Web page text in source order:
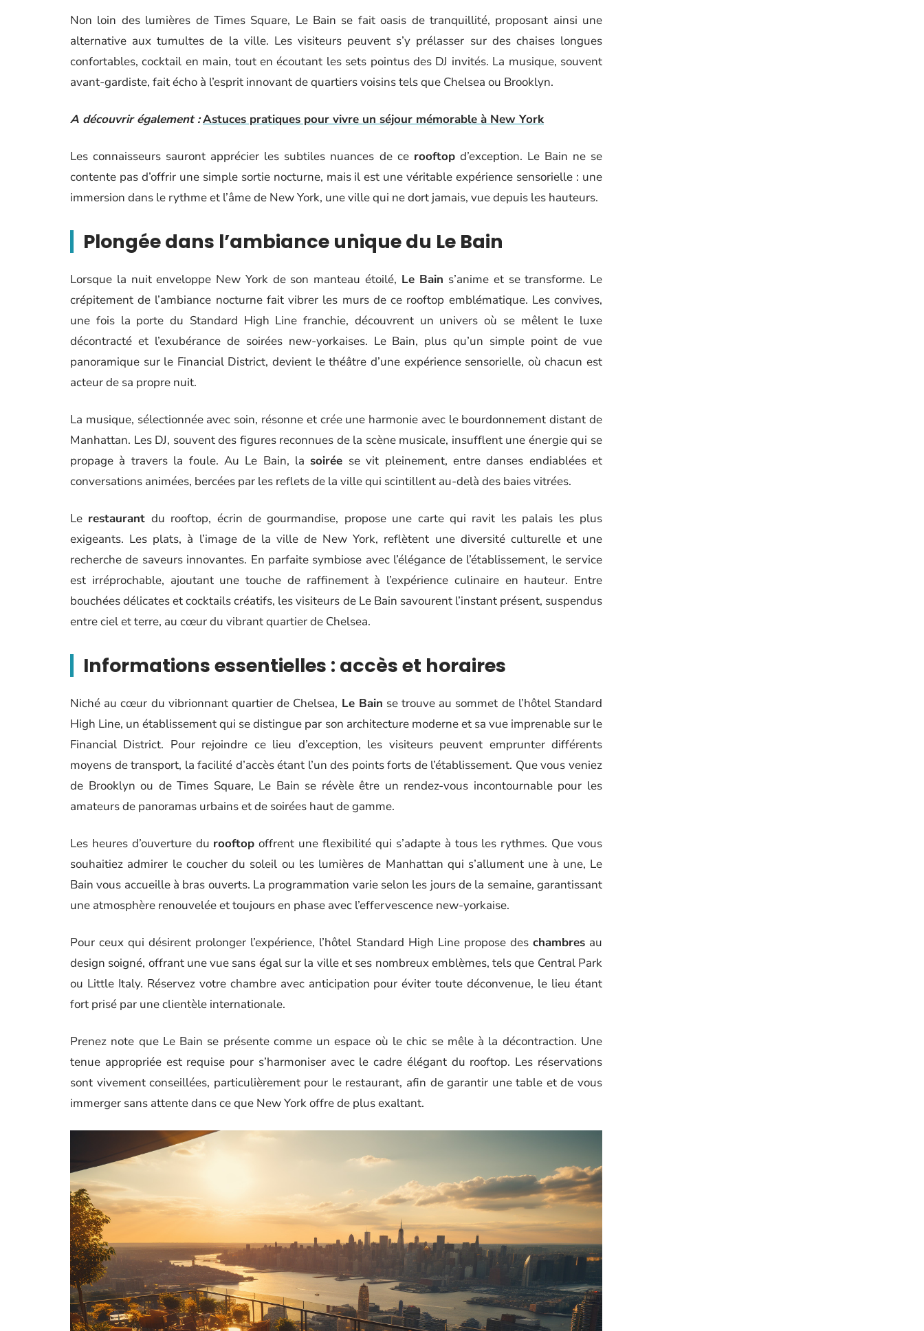
Non loin des lumières de Times Square, Le Bain se fait oasis de tranquillité, proposant ainsi une
alternative aux tumultes de la ville. Les visiteurs peuvent s’y prélasser sur des chaises longues
confortables, cocktail en main, tout en écoutant les sets pointus des DJ invités. La musique, souvent
avant-gardiste, fait écho à l’esprit innovant de quartiers voisins tels que Chelsea ou Brooklyn.
A découvrir également :Astuces pratiques pour vivre un séjour mémorable à New York
Les connaisseurs sauront apprécier les subtiles nuances de ce rooftopd’exception. Le Bain ne se
contente pas d’offrir une simple sortie nocturne, mais il est une véritable expérience sensorielle : une
immersion dans le rythme et l’âme de New York, une ville qui ne dort jamais, vue depuis les hauteurs.
Plongée dans l’ambiance unique du Le Bain
Lorsque la nuit enveloppe New York de son manteau étoilé, Le Bain s’anime et se transforme. Le
crépitement de l’ambiance nocturne fait vibrer les murs de ce rooftop emblématique. Les convives,
une fois la porte du Standard High Line franchie, découvrent un univers où se mêlent le luxe
décontracté et l’exubérance de soirées new-yorkaises. Le Bain, plus qu’un simple point de vue
panoramique sur le Financial District, devient le théâtre d’une expérience sensorielle, où chacun est
acteur de sa propre nuit.
La musique, sélectionnée avec soin, résonne et crée une harmonie avec le bourdonnement distant de
Manhattan. Les DJ, souvent des figures reconnues de la scène musicale, insufflent une énergie qui se
propage à travers la foule. Au Le Bain, la soirée se vit pleinement, entre danses endiablées et
conversations animées, bercées par les reflets de la ville qui scintillent au-delà des baies vitrées.
Le restaurant du rooftop, écrin de gourmandise, propose une carte qui ravit les palais les plus
exigeants. Les plats, à l’image de la ville de New York, reflètent une diversité culturelle et une
recherche de saveurs innovantes. En parfaite symbiose avec l’élégance de l’établissement, le service
est irréprochable, ajoutant une touche de raffinement à l’expérience culinaire en hauteur. Entre
bouchées délicates et cocktails créatifs, les visiteurs de Le Bain savourent l’instant présent, suspendus
entre ciel et terre, au cœur du vibrant quartier de Chelsea.
Informations essentielles : accès et horaires
Niché au cœur du vibrionnant quartier de Chelsea, Le Bain se trouve au sommet de l’hôtel Standard
High Line, un établissement qui se distingue par son architecture moderne et sa vue imprenable sur le
Financial District. Pour rejoindre ce lieu d’exception, les visiteurs peuvent emprunter différents
moyens de transport, la facilité d’accès étant l’un des points forts de l’établissement. Que vous veniez
de Brooklyn ou de Times Square, Le Bain se révèle être un rendez-vous incontournable pour les
amateurs de panoramas urbains et de soirées haut de gamme.
Les heures d’ouverture du rooftop offrent une flexibilité qui s’adapte à tous les rythmes. Que vous
souhaitiez admirer le coucher du soleil ou les lumières de Manhattan qui s’allument une à une, Le
Bain vous accueille à bras ouverts. La programmation varie selon les jours de la semaine, garantissant
une atmosphère renouvelée et toujours en phase avec l’effervescence new-yorkaise.
Pour ceux qui désirent prolonger l’expérience, l’hôtel Standard High Line propose des chambresau
design soigné, offrant une vue sans égal sur la ville et ses nombreux emblèmes, tels que Central Park
ou Little Italy. Réservez votre chambre avec anticipation pour éviter toute déconvenue, le lieu étant
fort prisé par une clientèle internationale.
Prenez note que Le Bain se présente comme un espace où le chic se mêle à la décontraction. Une
tenue appropriée est requise pour s’harmoniser avec le cadre élégant du rooftop. Les réservations
sont vivement conseillées, particulièrement pour le restaurant, afin de garantir une table et de vous
immerger sans attente dans ce que New York offre de plus exaltant.